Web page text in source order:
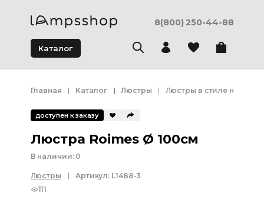
8(800) 250-44-88
Каталог
Главная Каталог Люстры Люстры в стиле
доступен к заказу
Люстра Roimes Ø 100см
В наличии: 0
Люстры Артикул: L1488-3
111